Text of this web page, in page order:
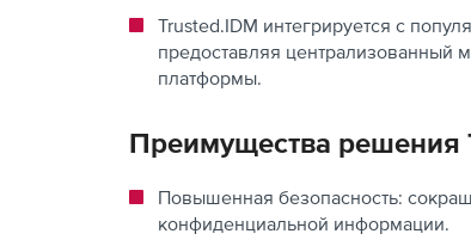
Trusted.IDM интегрируется с
предоставляя централизованный
платформы.
Преимущества решения
Повышенная безопасность:
конфиденциальной информации.